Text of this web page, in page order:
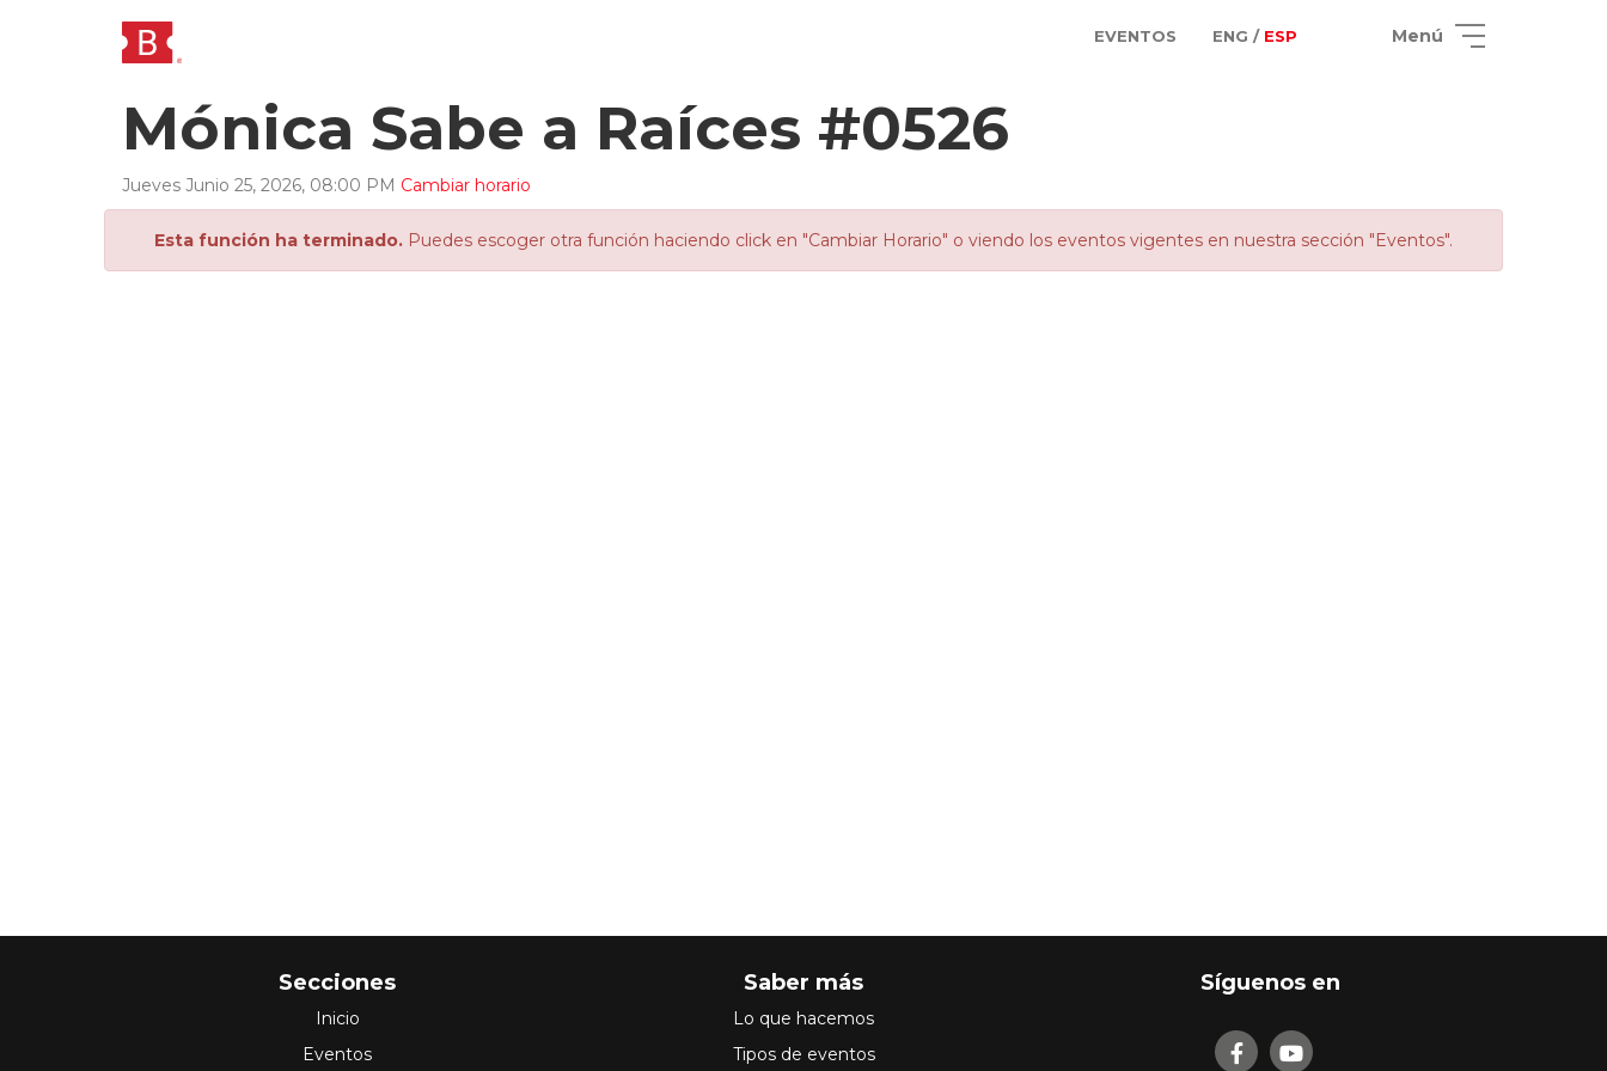
EVENTOS ENG / ESP Menú
Mónica Sabe a Raíces #0526
Jueves Junio 25, 2026, 08:00 PM Cambiar horario
Esta función ha terminado. Puedes escoger otra función haciendo click en "Cambiar Horario" o viendo los eventos vigentes en nuestra sección "Eventos".
Secciones
Inicio
Eventos
Saber más
Lo que hacemos
Tipos de eventos
Síguenos en